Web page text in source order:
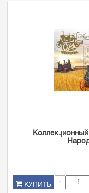
КУПИТЬ -